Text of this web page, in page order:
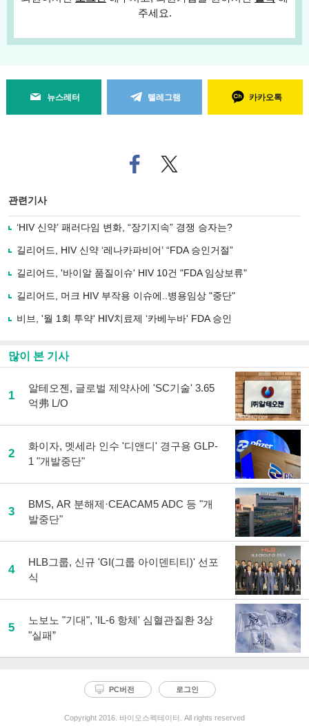
주세요.
뉴스레터 텔레그램 카카오톡
페
이
로
기
사
유
기
트위
터로
관련기사
‘HIV 신약’ 패러다임 변화, “장기지속” 경쟁 승자는?
길리어드, HIV 신약 ‘레나카파비어’ “FDA 승인거절”
길리어드, '바이알 품질이슈' HIV 10건 "FDA 임상보류"
길리어드, 머크 HIV 부작용 이슈에..병용임상 "중단"
비브, '월 1회 투약' HIV치료제 ‘카베누바' FDA 승인
많이 본 기사
1
알테오젠, 글로벌 제약사에 'SC기술' 3.65
억弗 L/O
2
화이자, 멧세라 인수 '디앤디' 경구용 GLP-
1 "개발중단"
3
BMS, AR 분해제·CEACAM5 ADC 등 "개
발중단"
4
HLB그룹, 신규 'GI(그룹 아이덴티티)' 선포
식
5
노보노 "기대", 'IL-6 항체' 심혈관질환 3상
"실패”
PC버전 로그인
Copyright 2016. 바이오스펙테이터. All rights reserved